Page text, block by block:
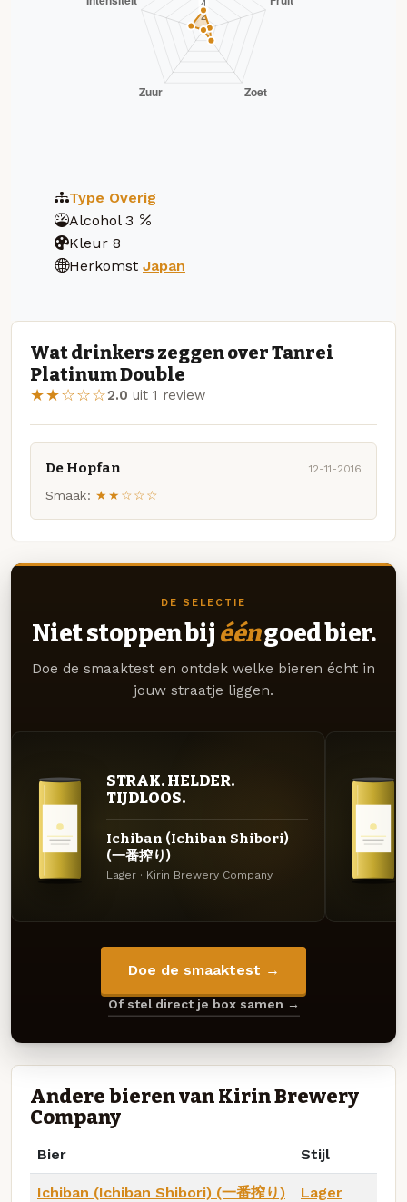
Type Overig
Alcohol 3
Kleur 8
Herkomst Japan
Wat drinkers zeggen over Tanrei
Platinum Double
★★☆☆☆2.0 uit 1 review
De Hopfan 12-11-2016
Smaak: ★★☆☆☆
DE SELECTIE
Niet stoppen bij ééngoed bier.
Doe de smaaktest en ontdek welke bieren écht in
jouw straatje liggen.
STRAK. HELDER.
TIJDLOOS.
Ichiban (Ichiban Shibori)
(一番搾り)
Lager · Kirin Brewery Company
Doe de smaaktest →
Of stel direct je box samen →
Andere bieren van Kirin Brewery
Company
Bier Stijl
Ichiban (Ichiban Shibori) (一番搾り) Lager